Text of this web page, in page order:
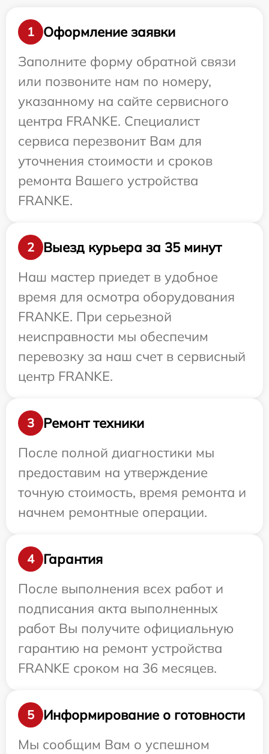
1
Оформление заявки
Заполните форму обратной связи
или позвоните нам по номеру,
указанному на сайте сервисного
центра FRANKE. Специалист
сервиса перезвонит Вам для
уточнения стоимости и сроков
ремонта Вашего устройства
FRANKE.
2
Выезд курьера за 35 минут
Наш мастер приедет в удобное
время для осмотра оборудования
FRANKE. При серьезной
неисправности мы обеспечим
перевозку за наш счет в сервисный
центр FRANKE.
3
Ремонт техники
После полной диагностики мы
предоставим на утверждение
точную стоимость, время ремонта и
начнем ремонтные операции.
4
Гарантия
После выполнения всех работ и
подписания акта выполненных
работ Вы получите официальную
гарантию на ремонт устройства
FRANKE сроком на 36 месяцев.
5
Информирование о готовности
Мы сообщим Вам о успешном